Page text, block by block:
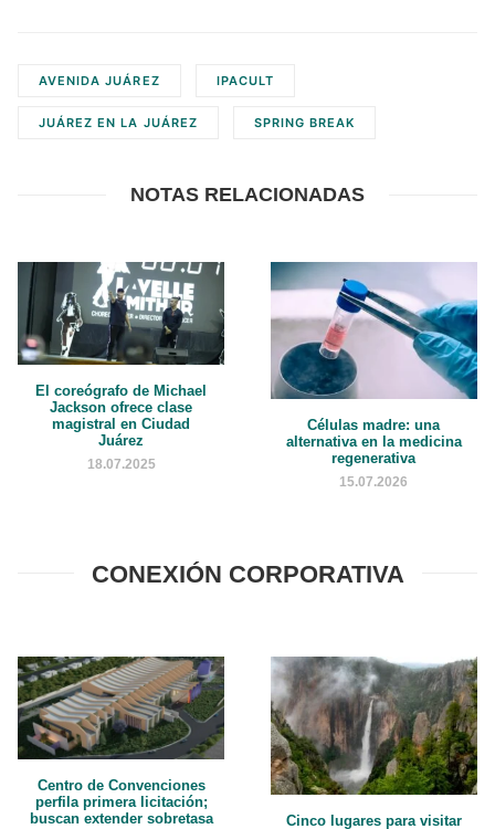
AVENIDA JUÁREZ IPACULT
JUÁREZ EN LA JUÁREZ SPRING BREAK
NOTAS RELACIONADAS
El coreógrafo de Michael
Jackson ofrece clase
magistral en Ciudad
Juárez
18.07.2025
Células madre: una
alternativa en la medicina
regenerativa
15.07.2026
CONEXIÓN CORPORATIVA
Centro de Convenciones
perfila primera licitación;
buscan extender sobretasa
Cinco lugares para visitar